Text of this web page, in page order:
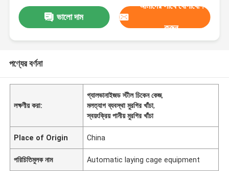
ভালো দাম
আমাদের সাথে যোগাযোগ
করুন
পণ্যের বর্ণনা
লক্ষণীয় করা:
গ্যালভানাইজড স্টীল চিকেন কেজ,
মলত্যাগ ব্যবস্থা মুরগির খাঁচা,
স্বয়ংক্রিয় পানীয় মুরগির খাঁচা
Place of Origin China
পরিচিতিমুলক নাম Automatic laying cage equipment